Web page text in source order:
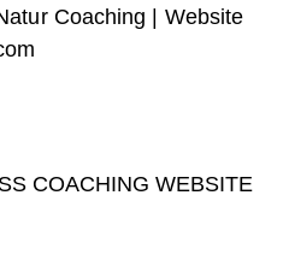
COACHING WEBSITE